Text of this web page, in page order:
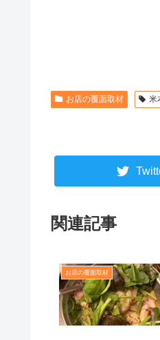
お店の覆面取材 米
関連記事
お店の覆面取材